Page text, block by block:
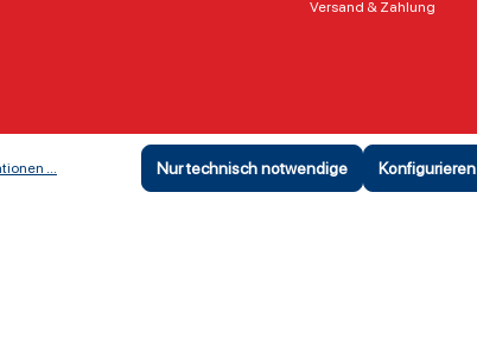
Versand & Zahlung
... Nur technisch notwendige Konfigurieren